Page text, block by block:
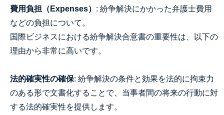
費用負担（Expenses） : 紛争解決にかかった弁護士費用
などの負担について。
国際ビジネスにおける紛争解決合意書の重要性は、以下の
理由から非常に高いです。
法的確実性の確保: 紛争解決の条件と効果を法的に拘束力
のある形で文書化することで、当事者間の将来の行動に対
する法的確実性を提供します。